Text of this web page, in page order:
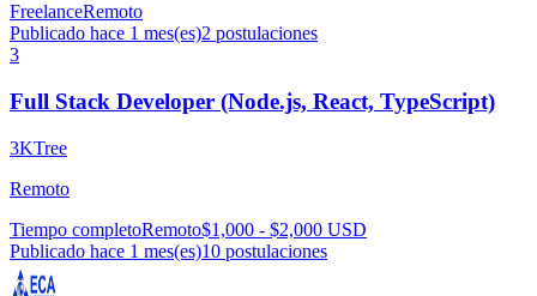
FreelanceRemoto
Publicado hace 1 mes(es)2 postulaciones
3
Full Stack Developer (Node.js, React, TypeScript)
3KTree
Remoto
Tiempo completoRemoto$1,000 - $2,000 USD
Publicado hace 1 mes(es)10 postulaciones